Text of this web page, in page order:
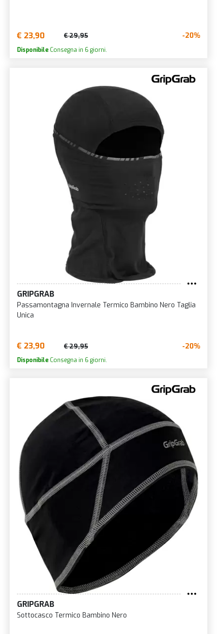
€ 23,90 € 29,95 -20%
Disponibile Consegna in 6 giorni.
GRIPGRAB
Passamontagna Invernale Termico Bambino Nero Taglia
Unica
€ 23,90 € 29,95 -20%
Disponibile Consegna in 6 giorni.
GRIPGRAB
Sottocasco Termico Bambino Nero